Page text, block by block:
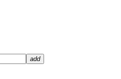
add